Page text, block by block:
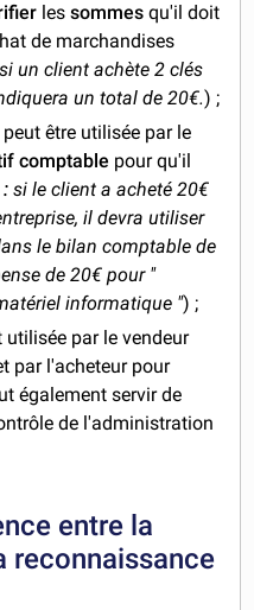
lessommesqu'il doit
de marchandises
si un client achète 2 clés
un total de 20€.) ;
être utilisée par le
comptable pour qu'il
si le client a acheté 20€
il devra utiliser
le bilan comptable de
de 20€ pour "
informatique ") ;
utilisée par le vendeur
par l'acheteur pour
également servir de
de l'administration
entre la
reconnaissance